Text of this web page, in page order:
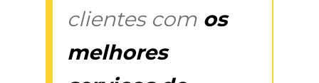
clientes com os
melhores